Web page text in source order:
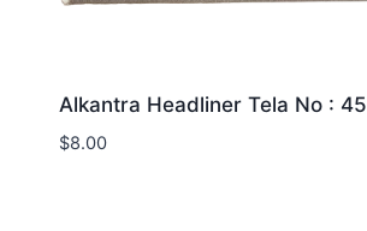
Alkantra Headliner Tela No : 45
$8.00